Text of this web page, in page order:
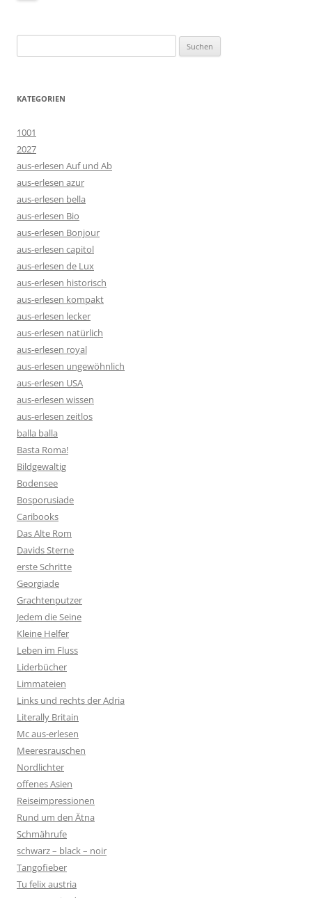
nach:
KATEGORIEN
1001
2027
aus-erlesen Auf und Ab
aus-erlesen azur
aus-erlesen bella
aus-erlesen Bio
aus-erlesen Bonjour
aus-erlesen capitol
aus-erlesen de Lux
aus-erlesen historisch
aus-erlesen kompakt
aus-erlesen lecker
aus-erlesen natürlich
aus-erlesen royal
aus-erlesen ungewöhnlich
aus-erlesen USA
aus-erlesen wissen
aus-erlesen zeitlos
balla balla
Basta Roma!
Bildgewaltig
Bodensee
Bosporusiade
Caribooks
Das Alte Rom
Davids Sterne
erste Schritte
Georgiade
Grachtenputzer
Jedem die Seine
Kleine Helfer
Leben im Fluss
Liderbücher
Limmateien
Links und rechts der Adria
Literally Britain
Mc aus-erlesen
Meeresrauschen
Nordlichter
offenes Asien
Reiseimpressionen
Rund um den Ätna
Schmährufe
schwarz – black – noir
Tangofieber
Tu felix austria